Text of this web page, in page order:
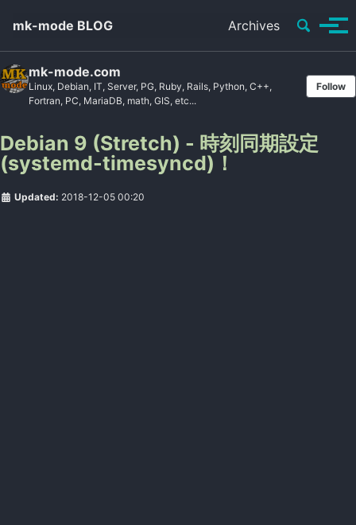
mk-mode BLOG Archives Toggle
mk-mode.com
Linux, Debian, IT, Server, PG, Ruby, Rails, Python, C++,
Fortran, PC, MariaDB, math, GIS, etc...
Follow
Debian 9 (Stretch) - 時刻同期設定
(systemd-timesyncd)！
Updated: 2018-12-05 00:20